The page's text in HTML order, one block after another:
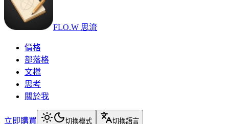
FLO.W 思流
價格
部落格
文檔
思考
關於我
立即購買 切換模式 切換語言